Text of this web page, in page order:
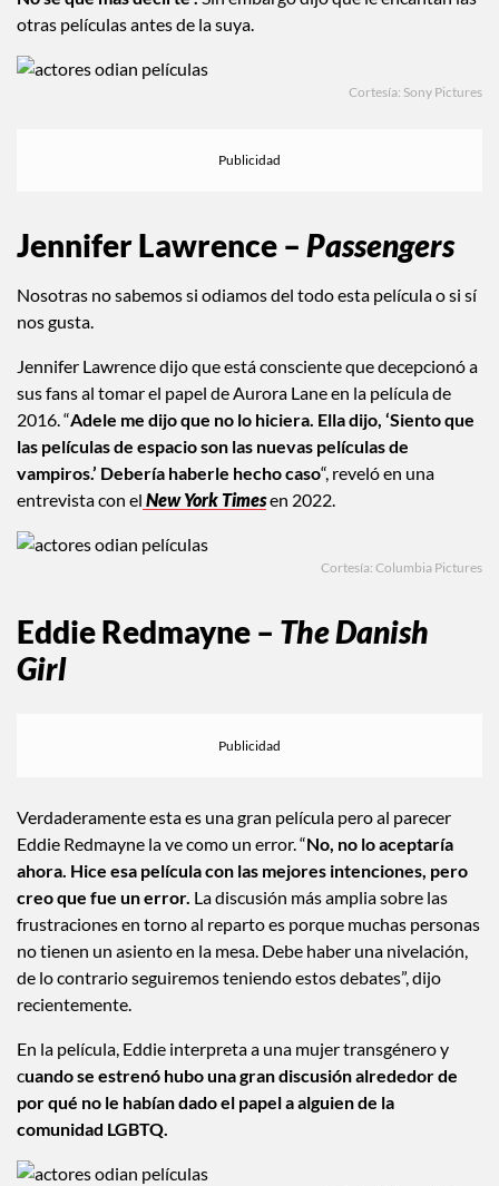
otras películas antes de la suya.
Cortesía: Sony Pictures
Jennifer Lawrence – Passengers
Nosotras no sabemos si odiamos del todo esta película o si sí
nos gusta.
Jennifer Lawrence dijo que está consciente que decepcionó a
sus fans al tomar el papel de Aurora Lane en la película de
2016. “Adele me dijo que no lo hiciera. Ella dijo, ‘Siento que
las películas de espacio son las nuevas películas de
vampiros.’ Debería haberle hecho caso“, reveló en una
entrevista con el New York Timesen 2022.
Cortesía: Columbia Pictures
Eddie Redmayne – The Danish
Girl
Verdaderamente esta es una gran película pero al parecer
Eddie Redmayne la ve como un error. “No, no lo aceptaría
ahora. Hice esa película con las mejores intenciones, pero
creo que fue un error. La discusión más amplia sobre las
frustraciones en torno al reparto es porque muchas personas
no tienen un asiento en la mesa. Debe haber una nivelación,
de lo contrario seguiremos teniendo estos debates”, dijo
recientemente.
En la película, Eddie interpreta a una mujer transgénero y
cuando se estrenó hubo una gran discusión alrededor de
por qué no le habían dado el papel a alguien de la
comunidad LGBTQ.